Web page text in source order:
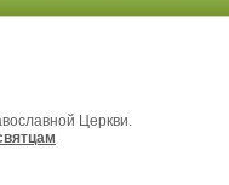
Церкви.